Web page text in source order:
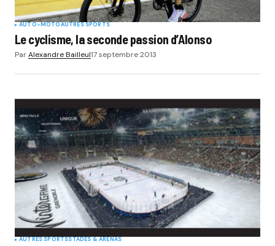
AUTO-MOTOAUTRES SPORTS
Le cyclisme, la seconde passion d’Alonso
ParAlexandre Bailleul17 septembre 2013
AUTRES SPORTSSTADES & ARENAS